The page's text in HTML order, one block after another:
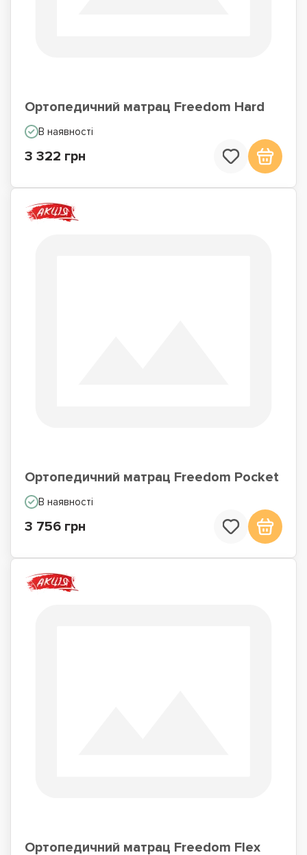
Ортопедичний матрац Freedom Hard
В наявності
3 322 грн
Ортопедичний матрац Freedom Pocket
В наявності
3 756 грн
Ортопедичний матрац Freedom Flex